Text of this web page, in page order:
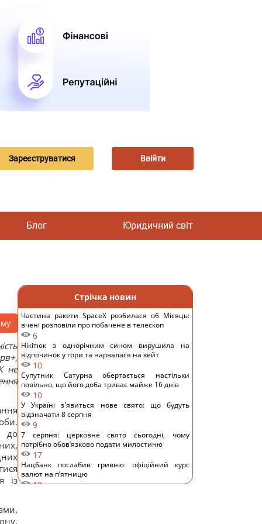
Зареєструватися Ввійти
Блог Юридичний світ
не
до
із
Стрічка новин
Частина ракети SpaceX розбилася об Місяць:
вчені розповіли про побачене в телескоп
6
Нікітюк з однорічним сином вирушила на
відпочинок у гори та нарвалася на хейт
10
Супутник Сатурна обертається настільки
повільно, що його доба триває майже 16 днів
10
У Україні з'явиться нове свято: що будуть
відзначати 8 серпня
9
7 серпня: церковне свято сьогодні, чому
потрібно обов’язково подати милостиню
17
Нацбанк послабив гривню: офіційний курс
валют на п’ятницю
10